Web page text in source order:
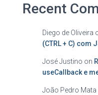
Recent
Diego de Oliveira
(CTRL + C) com
José Justino on
useCallback e
João Pedro Mata